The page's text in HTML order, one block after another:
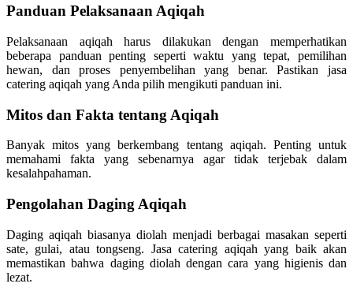
Panduan Pelaksanaan Aqiqah
Pelaksanaan aqiqah harus dilakukan dengan memperhatikan
beberapa panduan penting seperti waktu yang tepat, pemilihan
hewan, dan proses penyembelihan yang benar. Pastikan jasa
catering aqiqah yang Anda pilih mengikuti panduan ini.
Mitos dan Fakta tentang Aqiqah
Banyak mitos yang berkembang tentang aqiqah. Penting untuk
memahami fakta yang sebenarnya agar tidak terjebak dalam
kesalahpahaman.
Pengolahan Daging Aqiqah
Daging aqiqah biasanya diolah menjadi berbagai masakan seperti
sate, gulai, atau tongseng. Jasa catering aqiqah yang baik akan
memastikan bahwa daging diolah dengan cara yang higienis dan
lezat.